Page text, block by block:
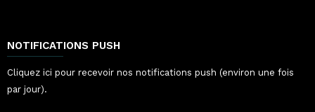
NOTIFICATIONS PUSH
Cliquez ici pour recevoir nos notifications push (environ une fois
par jour).